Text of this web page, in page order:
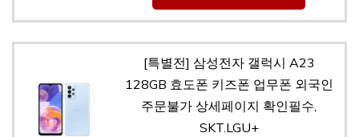
[특별전] 삼성전자 갤럭시 A23
128GB 효도폰 키즈폰 업무폰 외국인
주문불가 상세페이지 확인필수,
SKT.LGU+